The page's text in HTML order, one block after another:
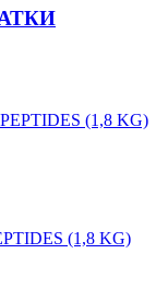
(1,8 KG)